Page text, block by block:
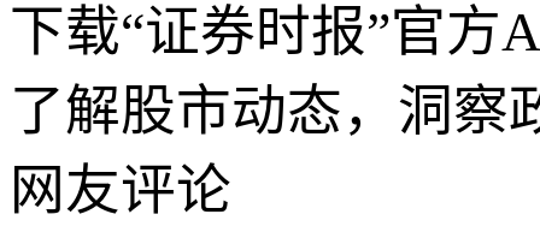
下载“证券时报”官方
了解股市动态，洞察
网友评论